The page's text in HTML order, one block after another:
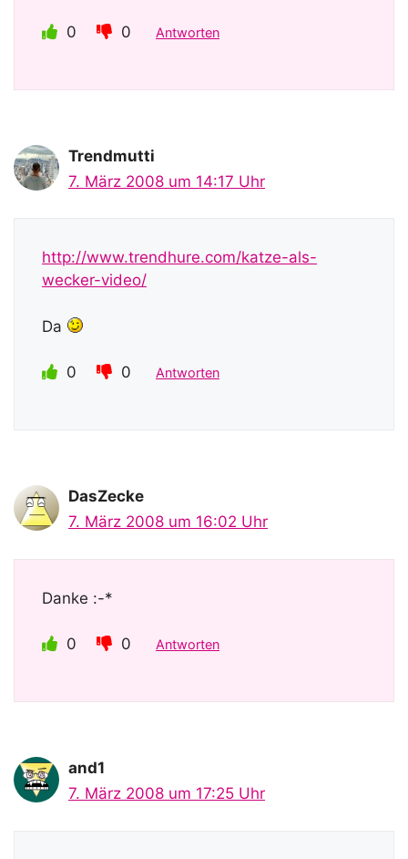
0 0 Antworten
Trendmutti
7. März 2008 um 14:17 Uhr
http://www.trendhure.com/katze-als-
wecker-video/
Da
0 0 Antworten
DasZecke
7. März 2008 um 16:02 Uhr
Danke :-*
0 0 Antworten
and1
7. März 2008 um 17:25 Uhr